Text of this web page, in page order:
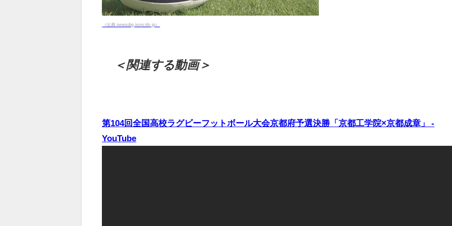
（出典 newsdig.ismcdn.jp）
＜関連する動画＞
第104回全国高校ラグビーフットボール大会京都府予選決勝「京都工学院×京都成章」 -
YouTube